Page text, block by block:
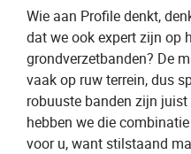
Wie aan Profile denkt,
dat we ook expert zijn op
grondverzetbanden? De
vaak op ruw terrein, dus
robuuste banden zijn
hebben we die
voor u, want stilstaand